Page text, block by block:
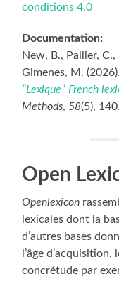
conditions 4.0
Documentation:
New, B., Pallier,
Gimenes, M. (2026).
“Lexique” French
Methods, 58(5), 140.
Open
Openlexicon
lexicales dont la
d’autres bases
l’âge
concrétude par